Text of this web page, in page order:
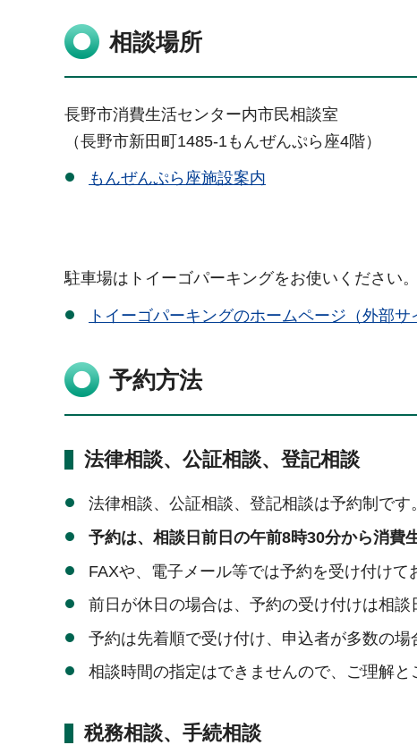
相談場所
長野市消費生活センター内市民相談室
（長野市新田町1485-1もんぜんぷら座4階）
もんぜんぷら座施設案内
駐車場はトイーゴパーキングをお使いください
トイーゴパーキングのホームページ（外部
予約方法
法律相談、公証相談、登記相談
法律相談、公証相談、登記相談は予約制です。
予約は、相談日前日の午前8時30分から消費
FAXや、電子メール等では予約を受け付けて
前日が休日の場合は、予約の受け付けは相談
予約は先着順で受け付け、申込者が多数の場
相談時間の指定はできませんので、ご理解と
税務相談、手続相談